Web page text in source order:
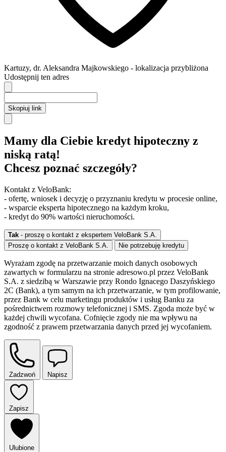
Kartuzy, dr. Aleksandra Majkowskiego - lokalizacja przybliżona
Udostępnij ten adres
Skopiuj link
Mamy dla Ciebie kredyt hipoteczny z
niską ratą!
Chcesz poznać szczegóły?
Kontakt z VeloBank:
- ofertę, wniosek i decyzję o przyznaniu kredytu w procesie online,
- wsparcie eksperta hipotecznego na każdym kroku,
- kredyt do 90% wartości nieruchomości.
Tak - proszę o kontakt z ekspertem VeloBank S.A.
Proszę o kontakt z VeloBank S.A.
Nie potrzebuję kredytu
Wyrażam zgodę na przetwarzanie moich danych osobowych
zawartych w formularzu na stronie adresowo.pl przez VeloBank
S.A. z siedzibą w Warszawie przy Rondo Ignacego Daszyńskiego
2C (Bank), a tym samym na ich przetwarzanie, w tym profilowanie,
przez Bank w celu marketingu produktów i usług Banku za
pośrednictwem rozmowy telefonicznej i SMS. Zgoda może być w
każdej chwili wycofana. Cofnięcie zgody nie ma wpływu na
zgodność z prawem przetwarzania danych przed jej wycofaniem.
Zadzwoń Napisz
Zapisz
Ulubione